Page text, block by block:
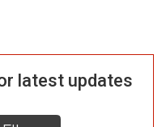
latest updates